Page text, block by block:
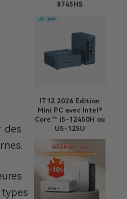
des
8745HS
IT12 2026 Edition
Mini PC avec Intel®
Core™ i5-12450H ou
U5-125U